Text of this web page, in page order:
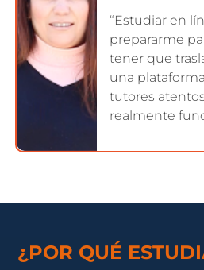
“Estudiar en
prepararme
tener que
una
tutores
realmente
¿POR QUÉ